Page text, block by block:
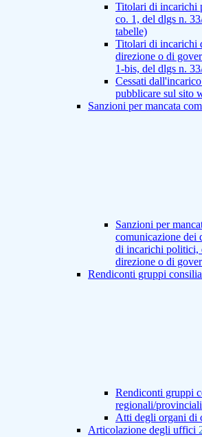
Titolari di incarichi
co. 1, del dlgs n.
tabelle)
Titolari di incarichi
direzione o di
1-bis, del dlgs n.
Cessati
pubblicare sul sito
Sanzioni per mancata
Sanzioni per
comunicazione dei
di incarichi politici,
direzione o di
Rendiconti gruppi
Rendiconti gruppi
regionali/provinciali
Atti degli organi di
Articolazione degli uffici